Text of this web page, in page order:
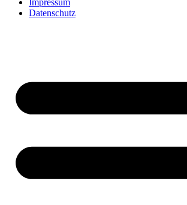
Impressum
Datenschutz